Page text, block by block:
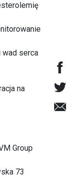
wad serca
na
Group
73